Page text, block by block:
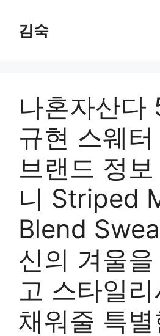
content
김숙
나혼자산다
규현 스웨
브랜드 정
니 Striped
Blend
신의 겨울
고 스타일리
채워줄 특